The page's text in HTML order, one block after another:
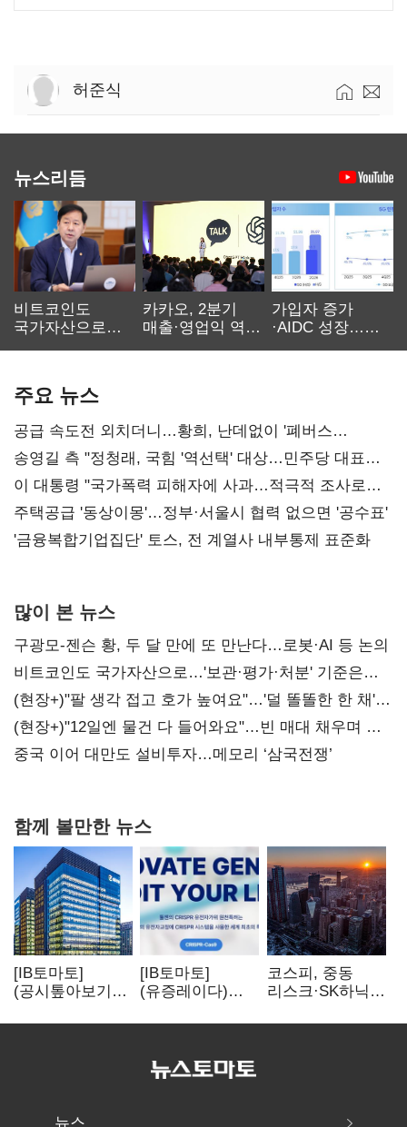
허준식
뉴스리듬
비트코인도
국가자산으로…'
카카오, 2분기
매출·영업익 역대
가입자 증가
·AIDC 성장…
주요 뉴스
공급 속도전 외치더니…황희, 난데없이 '폐버스
리모델링' 제안
송영길 측 "정청래, 국힘 '역선택' 대상…민주당 대표로
총선 지휘 못해"
이 대통령 "국가폭력 피해자에 사과…적극적 조사로
진실 밝혀야"
주택공급 '동상이몽'…정부·서울시 협력 없으면 '공수표'
'금융복합기업집단' 토스, 전 계열사 내부통제 표준화
많이 본 뉴스
구광모-젠슨 황, 두 달 만에 또 만난다…로봇·AI 등 논의
비트코인도 국가자산으로…'보관·평가·처분' 기준은
숙제
(현장+)"팔 생각 접고 호가 높여요"…'덜 똘똘한 한 채'
20억 키맞추기
(현장+)"12일엔 물건 다 들어와요"…빈 매대 채우며 문
연 홈플러스
중국 이어 대만도 설비투자…메모리 ‘삼국전쟁’
함께 볼만한 뉴스
[IB토마토]
(공시톺아보기)
바로 매출로
[IB토마토]
(유증레이다)
3분의 1 토막…
비용부터 챙긴다
코스피, 중동
리스크·SK하닉
뒷걸음
뉴스